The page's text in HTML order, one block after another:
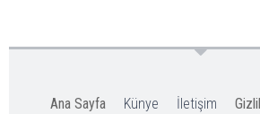
Ana Sayfa Künye İletişim